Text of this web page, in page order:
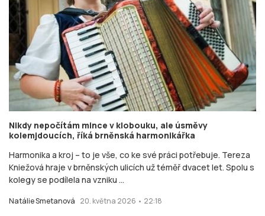
Nikdy nepočítám mince v klobouku, ale úsměvy
kolemjdoucích, říká brněnská harmonikářka
Harmonika a kroj – to je vše, co ke své práci potřebuje. Tereza
Kniežová hraje v brněnských ulicích už téměř dvacet let. Spolu s
kolegy se podílela na vzniku ...
Natálie Smetanová 20. května 2026 • 22:18